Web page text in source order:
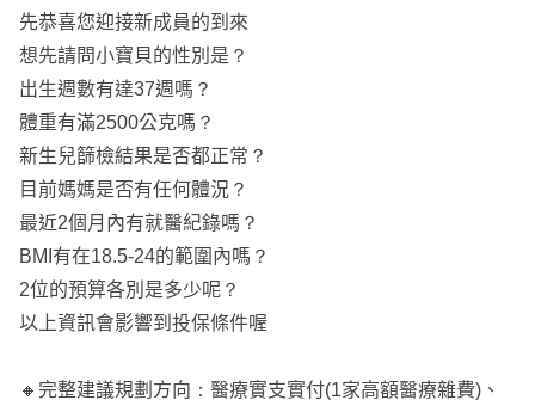
HSV：實支實付，保證續保、手術受2-2-7、3-3-4-3限制。
ADG：意外險死殘，重大燒燙傷保障為保額40%、意外事
故增額給付。
AHI：意外險日額，保證續保。
TMR：意外險實支，正本理賠。
新光
FCA：終身防癌主約，癌症一次金(5%、15%、100%)，最
低10萬出單。
U5：實支實付，保證續保、門診手術受健保227條款限
R1D：意外險日額。
(住院一天xxxx元、定額賠xxxx元 )
—————————————————————
🍔服務於高雄保經代公司
🍔考取15張以上金融證照
🍔個人財產風險管理師
🍔車險調解及勞保諮詢
🍔勞動法令及稅務傳承
🍔個人自媒體創作者
🍔保險系本科生
先恭喜您迎接新成員的到來
想先請問小寶貝的性別是？
出生週數有達37週嗎？
體重有滿2500公克嗎？
新生兒篩檢結果是否都正常？
目前媽媽是否有任何體況？
最近2個月內有就醫紀錄嗎？
BMI有在18.5-24的範圍內嗎？
2位的預算各別是多少呢？
以上資訊會影響到投保條件喔
🔸完整建議規劃方向：醫療實支實付(1家高額醫療雜費)、